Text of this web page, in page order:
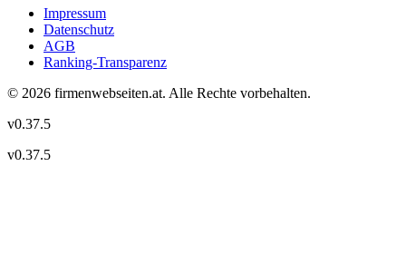
Impressum
Datenschutz
AGB
Ranking-Transparenz
© 2026 firmenwebseiten.at. Alle Rechte vorbehalten.
v0.37.5
v0.37.5